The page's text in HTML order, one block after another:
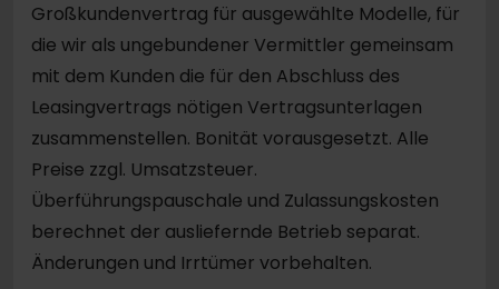
Großkundenvertrag für ausgewählte Modelle, für
die wir als ungebundener Vermittler gemeinsam
mit dem Kunden die für den Abschluss des
Leasingvertrags nötigen Vertragsunterlagen
zusammenstellen. Bonität vorausgesetzt. Alle
Preise zzgl. Umsatzsteuer.
Überführungspauschale und Zulassungskosten
berechnet der ausliefernde Betrieb separat.
Änderungen und Irrtümer vorbehalten.